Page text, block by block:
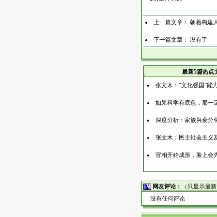
上一篇文章： 朝着构建
下一篇文章： 没有了
最新5篇热点
张文木：“文化强国”能
如果科学有底色，那一
深度分析：家族兴衰分
张文木：民主社会主义
官相开始成形，脸上会
网友评论：
（只显示最
没有任何评论